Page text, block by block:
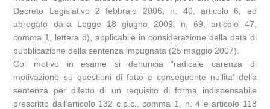
Decreto Legislativo 2 febbraio 2006, n. 40, articolo 6, ed
abrogato dalla Legge 18 giugno 2009, n. 69, articolo 47,
comma 1, lettera d), applicabile in considerazione della data di
pubblicazione della sentenza impugnata (25 maggio 2007).
Col motivo in esame si denuncia “radicale carenza di
motivazione su questioni di fatto e conseguente nullita’ della
sentenza per difetto di un requisito di forma indispensabile
prescritto dall’articolo 132 c.p.c., comma 1, n. 4 e articolo 118